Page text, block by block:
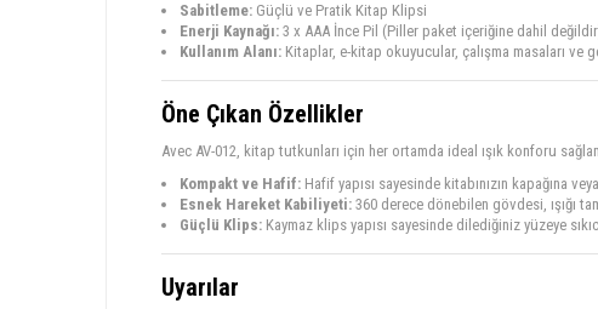
Sabitleme: Güçlü ve Pratik Kitap Klipsi
Enerji Kaynağı: 3 x AAA İnce Pil (Piller paket içeriğine dahil
Kullanım Alanı: Kitaplar, e-kitap okuyucular, çalışma masaları ve
Öne Çıkan Özellikler
Avec AV-012, kitap tutkunları için her ortamda ideal ışık konforu
Kompakt ve Hafif: Hafif yapısı sayesinde kitabınızın kapağına
Esnek Hareket Kabiliyeti: 360 derece dönebilen gövdesi, ışığı
Güçlü Klips: Kaymaz klips yapısı sayesinde dilediğiniz yüzeye
Uyarılar